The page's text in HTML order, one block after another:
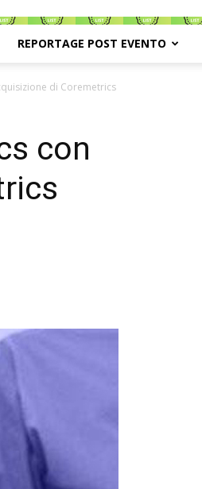
REPORTAGE POST EVENTO
di Coremetrics
con